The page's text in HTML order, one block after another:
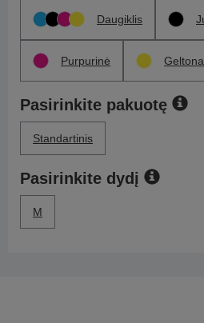
Daugiklis
Purpurinė Geltona
Pasirinkite pakuotę
Standartinis
Pasirinkite dydį
M